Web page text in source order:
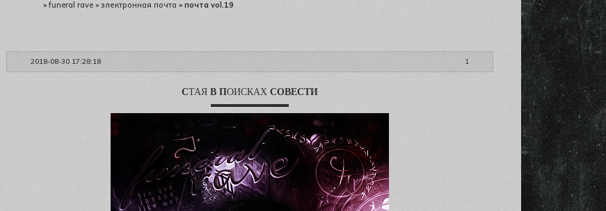
»funeral rave » электронная почта » почта vol.19
1
2018-08-30 17:28:18
СТАЯ В ПОИСКАХ СОВЕСТИ
▬▬▬▬▬▬▬▬